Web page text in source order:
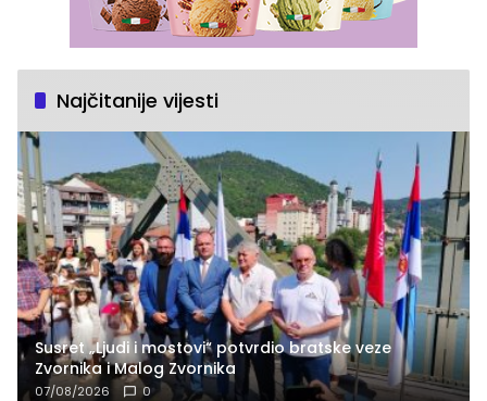
Najčitanije vijesti
Susret „Ljudi i mostovi“ potvrdio bratske veze
Zvornika i Malog Zvornika
07/08/2026 0